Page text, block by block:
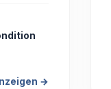
→